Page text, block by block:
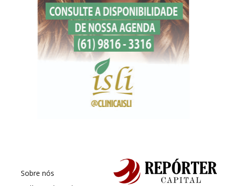
Sobre nós